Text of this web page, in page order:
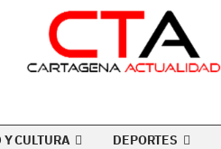
CULTURA DEPORTES